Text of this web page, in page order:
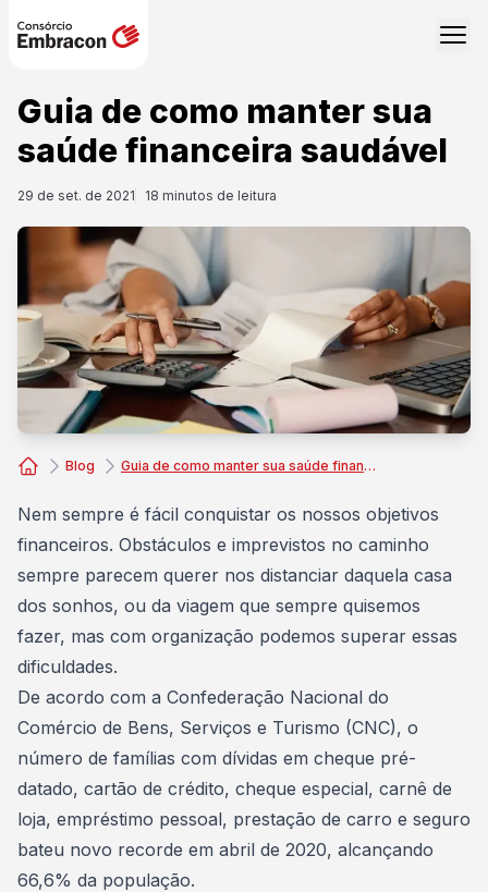
Guia de como manter sua
saúde financeira saudável
29 de set. de 2021 18 minutos de leitura
Blog Guia de como manter sua saúde financeira saudável
Nem sempre é fácil conquistar os nossos objetivos
financeiros. Obstáculos e imprevistos no caminho
sempre parecem querer nos distanciar daquela casa
dos sonhos, ou da viagem que sempre quisemos
fazer, mas com organização podemos superar essas
dificuldades.
De acordo com a Confederação Nacional do
Comércio de Bens, Serviços e Turismo (CNC), o
número de famílias com dívidas em cheque pré-
datado, cartão de crédito, cheque especial, carnê de
loja, empréstimo pessoal, prestação de carro e seguro
bateu novo recorde em abril de 2020, alcançando
66,6% da população.